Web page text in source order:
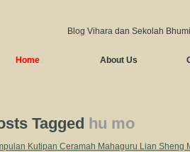
Blog Vihara dan Sekolah
Home About Us
Tagged hu mo
Kutipan Ceramah Mahaguru Lian Sheng